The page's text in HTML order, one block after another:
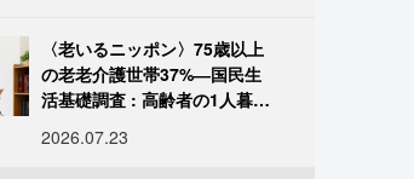
〈老いるニッポン〉75歳以上
の老老介護世帯37%―国民生
活基礎調査 : 高齢者の1人暮ら
2026.07.23